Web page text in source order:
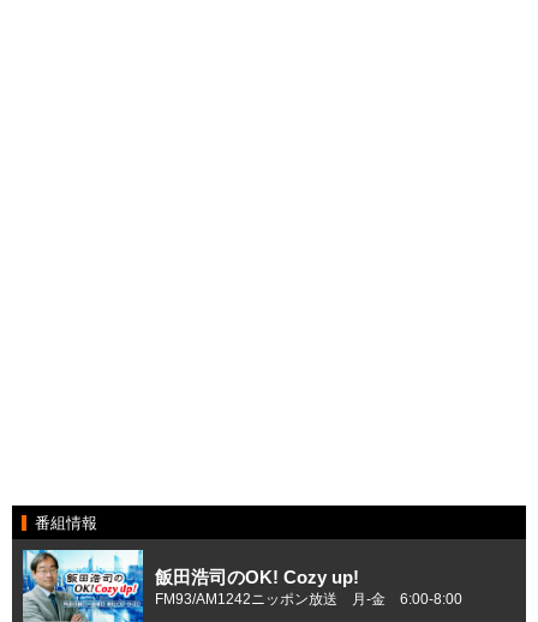
番組情報
飯田浩司のOK! Cozy up!
FM93/AM1242ニッポン放送 月-金 6:00-8:00